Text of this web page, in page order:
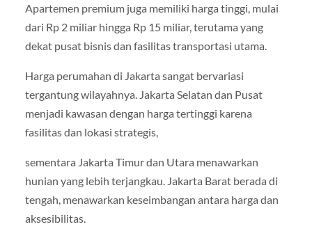
Apartemen premium juga memiliki harga tinggi, mulai
dari Rp 2 miliar hingga Rp 15 miliar, terutama yang
dekat pusat bisnis dan fasilitas transportasi utama.
Harga perumahan di Jakarta sangat bervariasi
tergantung wilayahnya. Jakarta Selatan dan Pusat
menjadi kawasan dengan harga tertinggi karena
fasilitas dan lokasi strategis,
sementara Jakarta Timur dan Utara menawarkan
hunian yang lebih terjangkau. Jakarta Barat berada di
tengah, menawarkan keseimbangan antara harga dan
aksesibilitas.